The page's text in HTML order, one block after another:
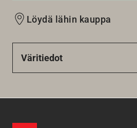
Löydä lähin kauppa
Väritiedot